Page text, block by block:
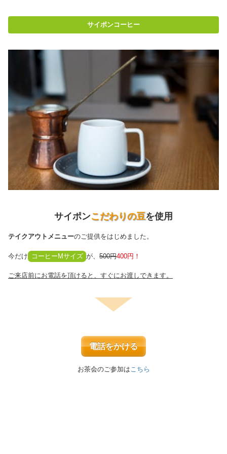
サイポンコーヒー
サイポンこだわりの豆を使用
テイクアウトメニューのご提供をはじめました。
今だけ コーヒーMサイズ が、500円400円！
ご来店前にお電話を頂けると、すぐにお渡しできます。
電話をかける
お茶会のご参加はこちら